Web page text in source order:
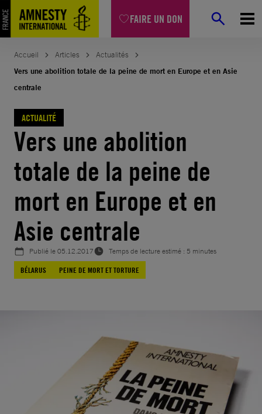
FAIRE UN DON
Aller
au
contenu
Accueil Articles
Actualités
Vers une abolition totale de la peine de mort en Europe et en Asie
centrale
ACTUALITÉ
Vers une abolition
totale de la peine de
mort en Europe et en
Asie centrale
Publié le05.12.2017
Temps de lecture estimé : 5 minutes
BÉLARUS
PEINE DE MORT ET TORTURE